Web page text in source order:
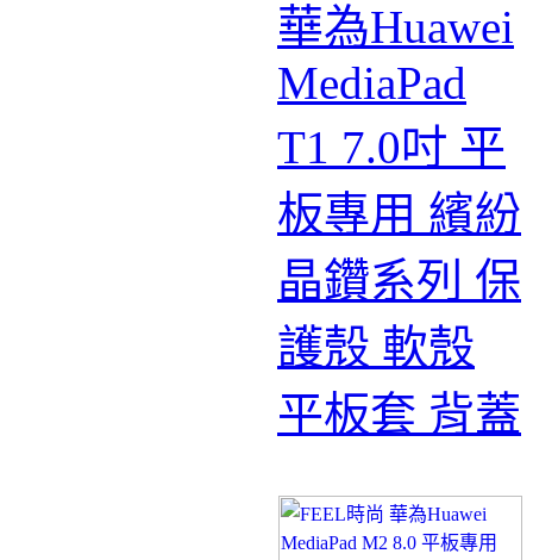
華為Huawei
MediaPad
T1 7.0吋 平
板專用 繽紛
晶鑽系列 保
護殼 軟殼
平板套 背蓋